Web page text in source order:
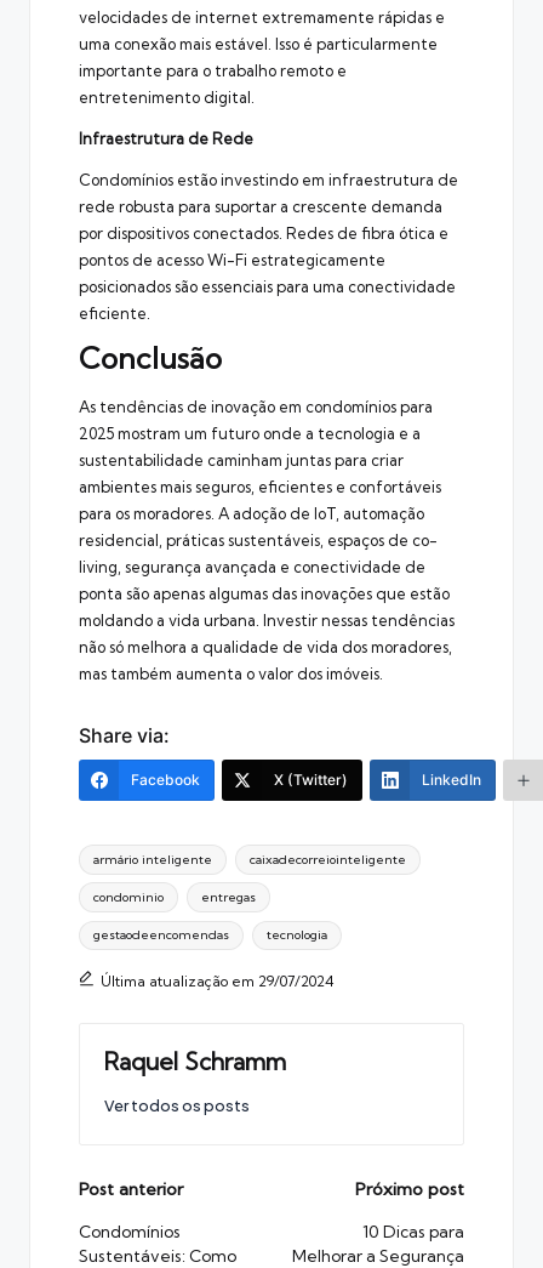
velocidades de internet extremamente rápidas e
uma conexão mais estável. Isso é particularmente
importante para o trabalho remoto e
entretenimento digital.
Infraestrutura de Rede
Condomínios estão investindo em infraestrutura de
rede robusta para suportar a crescente demanda
por dispositivos conectados. Redes de fibra ótica e
pontos de acesso Wi-Fi estrategicamente
posicionados são essenciais para uma conectividade
eficiente.
Conclusão
As tendências de inovação em condomínios para
2025 mostram um futuro onde a tecnologia e a
sustentabilidade caminham juntas para criar
ambientes mais seguros, eficientes e confortáveis
para os moradores. A adoção de IoT, automação
residencial, práticas sustentáveis, espaços de co-
living, segurança avançada e conectividade de
ponta são apenas algumas das inovações que estão
moldando a vida urbana. Investir nessas tendências
não só melhora a qualidade de vida dos moradores,
mas também aumenta o valor dos imóveis.
Share via:
Facebook X (Twitter) LinkedIn
Tags:
armário inteligente caixadecorreiointeligente
condominio entregas
gestaodeencomendas tecnologia
Última atualização em 29/07/2024
Raquel Schramm
Ver todos os posts
Post
navigation
Post anterior
Condomínios
Sustentáveis: Como
Próximo post
10 Dicas para
Melhorar a Segurança